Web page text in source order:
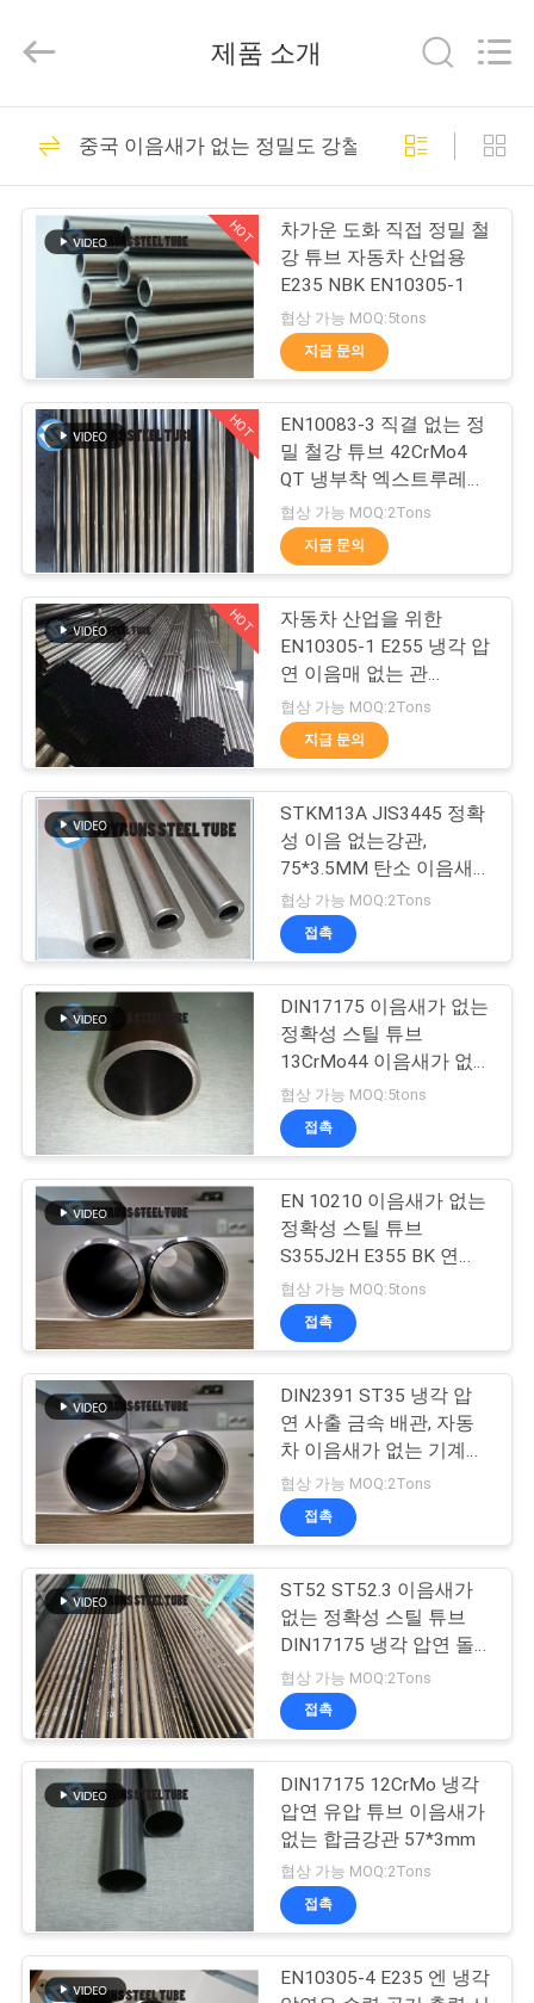
제
리
여
여
관
락
을
요
요
트
2021
Changzhou
All
Reserved.
이음새가 없는 정밀
도 강철 관
50
열교환기 강철 관
34
강관 번디 강관
22
이음새가 없는 동관
알루미늄 파이프 코
일
16
티타늄 열 교환기 튜
브
13
중벽 스틸 튜브
제품 소개
중국 이음새가 없는 정밀도 강철 관
HOT
차가운 도화 직접 정밀 철
강 튜브 자동차 산업용
E235 NBK EN10305-1
협상 가능 MOQ:5tons
지금 문의
HOT
EN10083-3 직결 없는 정
밀 철강 튜브 42CrMo4
QT 냉부착 엑스트루레이
드
협상 가능 MOQ:2Tons
지금 문의
HOT
자동차 산업을 위한
EN10305-1 E255 냉각 압
연 이음매 없는 관
16*1mm
협상 가능 MOQ:2Tons
지금 문의
STKM13A JIS3445 정확
성 이음 없는강관,
75*3.5MM 탄소 이음새
가 없는 강관 냉간 인발
협상 가능 MOQ:2Tons
접촉
DIN17175 이음새가 없는
정확성 스틸 튜브
13CrMo44 이음새가 없
는 열 교환기 튜브
협상 가능 MOQ:5tons
접촉
EN 10210 이음새가 없는
정확성 스틸 튜브
S355J2H E355 BK 연강
중공관
협상 가능 MOQ:5tons
접촉
DIN2391 ST35 냉각 압
연 사출 금속 배관, 자동
차 이음새가 없는 기계적
배관 48*11 엔
협상 가능 MOQ:2Tons
접촉
ST52 ST52.3 이음새가
없는 정확성 스틸 튜브
DIN17175 냉각 압연 돌
출성형 강관
협상 가능 MOQ:2Tons
접촉
DIN17175 12CrMo 냉각
압연 유압 튜브 이음새가
없는 합금강관 57*3mm
협상 가능 MOQ:2Tons
접촉
EN10305-4 E235 엔 냉각